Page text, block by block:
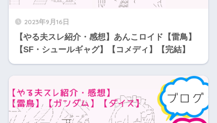
2023年9月16日
【やる夫スレ紹介・感想】あんこロイド【雷鳥】
【SF・シュールギャグ】【コメディ】【完結】